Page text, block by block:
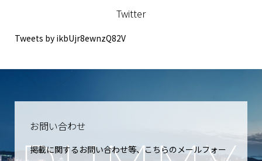
Twitter
Tweets by ikbUjr8ewnzQ82V
お問い合わせ
掲載に関するお問い合わせ等、こちらのメールフォー